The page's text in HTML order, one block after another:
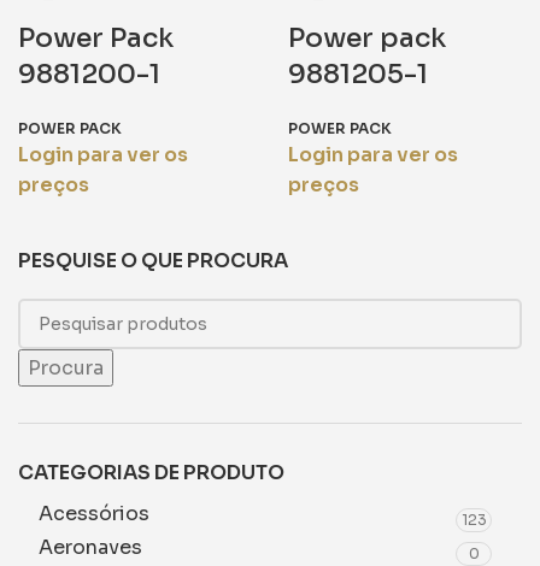
PESQUISE O QUE PROCURA
Procura
CATEGORIAS DE PRODUTO
Acessórios
123
Aeronaves 0
Power Pack
9881200-1
POWER PACK
Login para ver os
preços
Power pack
9881205-1
POWER PACK
Login para ver os
preços